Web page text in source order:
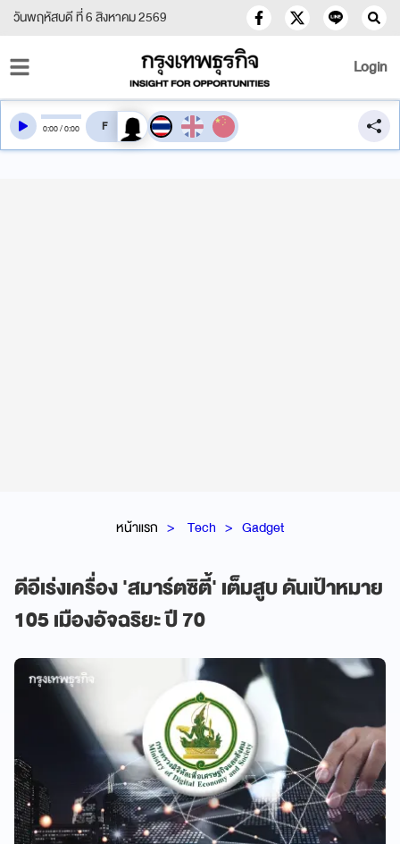
วันพฤหัสบดี ที่ 6 สิงหาคม 2569
Login
หน้าแรก Tech Gadget
ดีอีเร่งเครื่อง 'สมาร์ตซิตี้' เต็มสูบ ดันเป้าหมาย
105 เมืองอัจฉริยะ ปี 70
0:00/0:00 สลับเสียงอ่าน